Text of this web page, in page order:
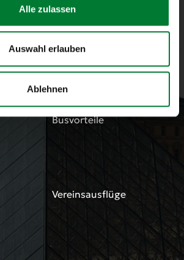
Alle zulassen
Auswahl erlauben
Ablehnen
KiteWorldWide GmbH 2026
Alle Rechte vorbehalten
FAQ
Busvorteile
Vereinsausflüge